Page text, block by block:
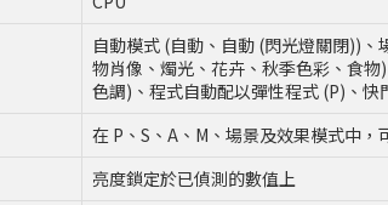
自動模式 (自動、自動 (閃光燈關閉))
物肖像、燭光、花卉、秋季色彩、食
色調)、程式自動配以彈性程式 (P)、
在 P、S、A、M、場景及效果模式中，
亮度鎖定於已偵測的數值上